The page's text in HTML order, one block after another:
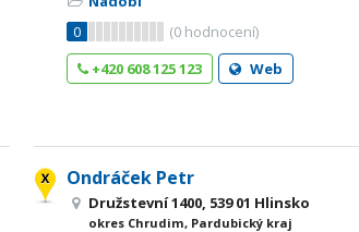
0
(0 hodnocení)
+420 608 125 123
Web
Ondráček Petr
Družstevní 1400, 539 01 Hlinsko
okres Chrudim, Pardubický kraj